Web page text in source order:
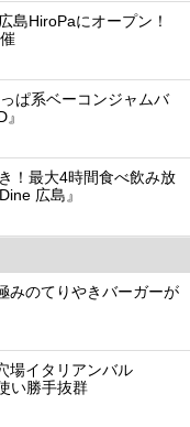
島HiroPaにオープン！
ぱ系ベーコンジャムバ
！最大4時間食べ飲み放
広島』
みのてりやきバーガーが
場イタリアンバル
い勝手抜群